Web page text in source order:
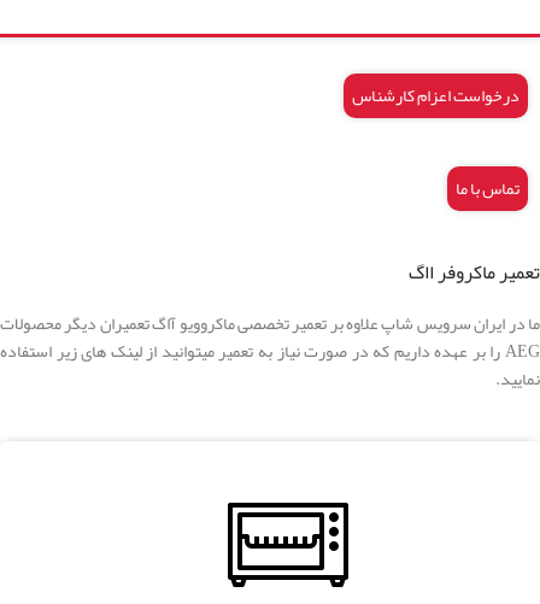
درخواست اعزام کارشناس
تماس با ما
تعمیر ماکروفر ااگ
ما در ایران سرویس شاپ علاوه بر تعمیر تخصصی ماکروویو آاگ تعمیران دیگر محصولات
AEG را بر عهده داریم که در صورت نیاز به تعمیر میتوانید از لینک های زیر استفاده
نمایید.